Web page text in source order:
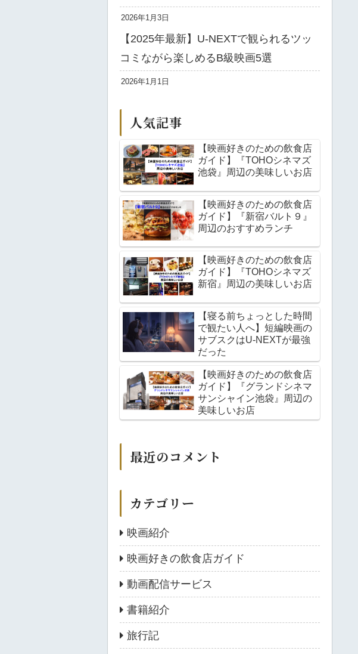
2026年1月3日
【2025年最新】U-NEXTで観られるツッ
コミながら楽しめるB級映画5選
2026年1月1日
人気記事
【映画好きのための飲食店
ガイド】『TOHOシネマズ
池袋』周辺の美味しいお店
【映画好きのための飲食店
ガイド】『新宿バルト９』
周辺のおすすめランチ
【映画好きのための飲食店
ガイド】『TOHOシネマズ
新宿』周辺の美味しいお店
【寝る前ちょっとした時間
で観たい人へ】短編映画の
サブスクはU-NEXTが最強
だった
【映画好きのための飲食店
ガイド】『グランドシネマ
サンシャイン池袋』周辺の
美味しいお店
最近のコメント
カテゴリー
映画紹介
映画好きの飲食店ガイド
動画配信サービス
書籍紹介
旅行記